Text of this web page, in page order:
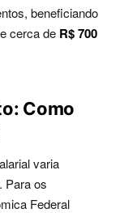
beneficiando
cerca de R$ 700
Como
varia
Para os
Federal